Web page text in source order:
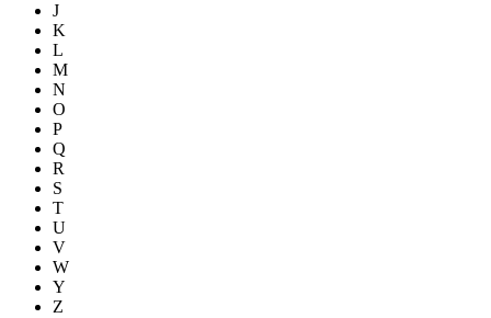
J
K
L
M
N
O
P
Q
R
S
T
U
V
W
Y
Z